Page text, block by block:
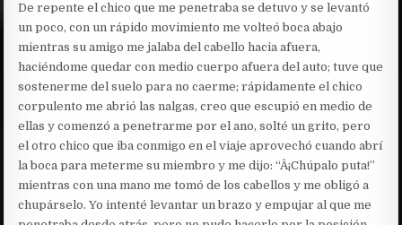
De repente el chico que me penetraba se detuvo y se levantó
un poco, con un rápido movimiento me volteó boca abajo
mientras su amigo me jalaba del cabello hacia afuera,
haciéndome quedar con medio cuerpo afuera del auto; tuve que
sostenerme del suelo para no caerme; rápidamente el chico
corpulento me abrió las nalgas, creo que escupió en medio de
ellas y comenzó a penetrarme por el ano, solté un grito, pero
el otro chico que iba conmigo en el viaje aprovechó cuando abrí
la boca para meterme su miembro y me dijo: “Â¡Chúpalo puta!”
mientras con una mano me tomó de los cabellos y me obligó a
chupárselo. Yo intenté levantar un brazo y empujar al que me